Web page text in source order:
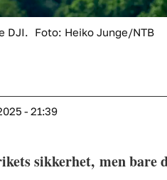
DJI. Foto: Heiko Junge/NTB
- 21:39
sikkerhet, men